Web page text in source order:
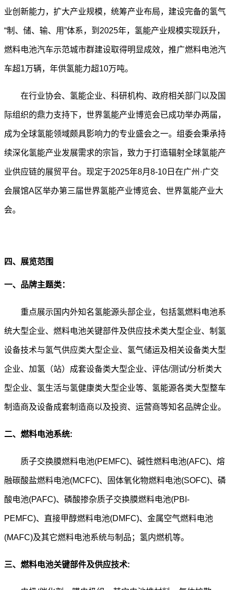
业创新能力，扩大产业规模，统筹产业布局，建设完备的氢气
“制、储、输、用”体系，到2025年，氢能产业规模实现跃升，
燃料电池汽车示范城市群建设取得明显成效，推广燃料电池汽
车超1万辆，年供氢能力超10万吨。
在行业协会、氢能企业、科研机构、政府相关部门以及国
际组织的鼎力支持下，世界氢能产业博览会已成功举办两届，
成为全球氢能领域颇具影响力的专业盛会之一。组委会秉承持
续深化氢能产业发展需求的宗旨，致力于打造辐射全球氢能产
业供应链的展贸平台。现定于2025年8月8-10日在广州·广交
会展馆A区举办第三届世界氢能产业博览会、世界氢能产业大
会。
四、展览范围
一、 品牌主题类：
重点展示国内外知名氢能源头部企业，包括氢燃料电池系
统大型企业、燃料电池关键部件及供应技术类大型企业、制氢
设备技术与氢气供应类大型企业、氢气储运及相关设备类大型
企业、加氢（站）成套设备类大型企业、评估/测试/分析类大
型企业、氢生活与氢健康类大型企业等、氢能源各类大型整车
制造商及设备成套制造商以及投资、运营商等知名品牌企业。
二、 燃料电池系统:
质子交换膜燃料电池(PEMFC)、碱性燃料电池(AFC)、熔
融碳酸盐燃料电池(MCFC)、固体氧化物燃料电池(SOFC)、磷
酸电池(PAFC)、磷酸掺杂质子交换膜燃料电池(PBI-
PEMFC)、直接甲醇燃料电池(DMFC)、金属空气燃料电池
(MAFC)及其它燃料电池系统与制品；氢内燃机等。
三、 燃料电池关键部件及供应技术: